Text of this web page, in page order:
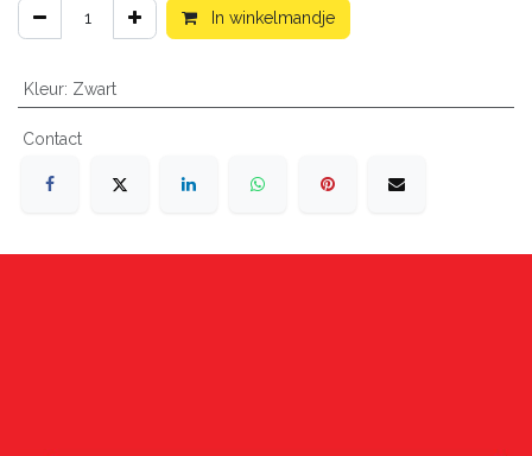
In winkelmandje
Kleur: Zwart
Contact